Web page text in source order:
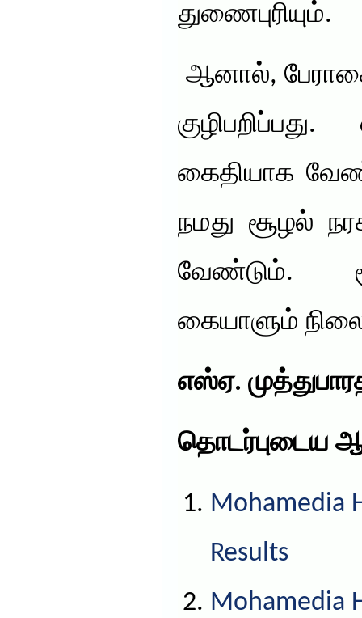
துணைபுரியும்.
ஆனால்,
கைதியாக
நமது சூழல்
வேண்டும்.
கையாளும்
எஸ்ஏ.
தொடர்புடைய
Mohamedia
Results
Mohamedia